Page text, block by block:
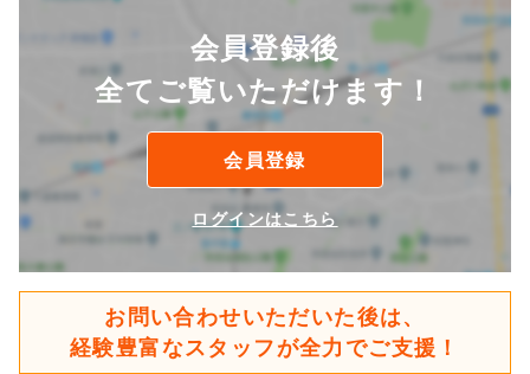
会員登録後
全てご覧いただけます！
会員登録
ログインはこちら
お問い合わせいただいた後は、
経験豊富なスタッフが全力でご支援！